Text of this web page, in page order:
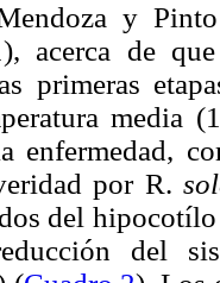
y
acerca de
primeras
media
enfermedad,
por R.
del
del